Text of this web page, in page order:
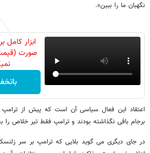
نگهبان ما را ببین».
ابزار کامل
صورت (قیمت
اعتقاد این فعال سیاسی آن است که پیش از ترامپ
برجام باقی نگذاشته بودند و ترامپ فقط تیر خلاص
در جای دیگری می گوید بلایی که ترامپ بر سر